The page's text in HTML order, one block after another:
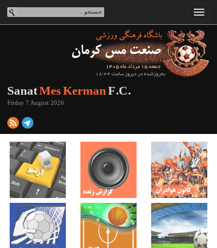
جمعه 15 مرداد ماه 1405
به‌روزشده در دیروز ساعت 18:24
SanatMes KermanF.C.
Friday 7 August 2026